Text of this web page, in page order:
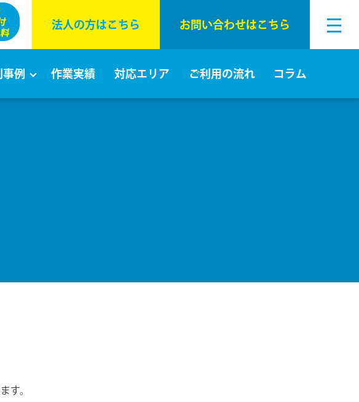
法⼈の⽅はこちら お問い合わせはこちら
例 作業実績 対応エリア ご利⽤の流れ コラム
す。